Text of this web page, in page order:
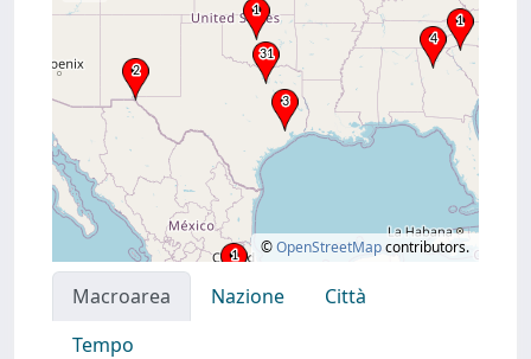
©OpenStreetMapcontributors.
Macroarea Nazione
Città
Tempo